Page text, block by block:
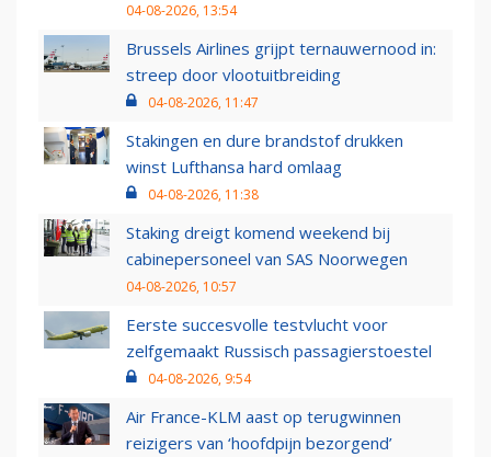
04-08-2026, 13:54
Brussels Airlines grijpt ternauwernood in:
streep door vlootuitbreiding
04-08-2026, 11:47
Stakingen en dure brandstof drukken
winst Lufthansa hard omlaag
04-08-2026, 11:38
Staking dreigt komend weekend bij
cabinepersoneel van SAS Noorwegen
04-08-2026, 10:57
Eerste succesvolle testvlucht voor
zelfgemaakt Russisch passagierstoestel
04-08-2026, 9:54
Air France-KLM aast op terugwinnen
reizigers van ‘hoofdpijn bezorgend’